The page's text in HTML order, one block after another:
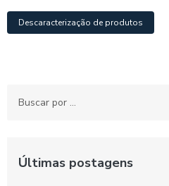
Descaracterização de produtos
Últimas postagens